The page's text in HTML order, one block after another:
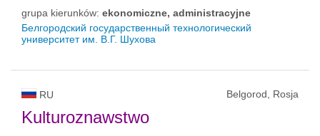
grupa kierunków: ekonomiczne, administracyjne
Белгородский государственный технологический
университет им. В.Г. Шухова
RU Belgorod, Rosja
Kulturoznawstwo